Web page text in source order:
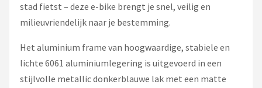
stad fietst – deze e-bike brengt je snel, veilig en
milieuvriendelijk naar je bestemming.
Het aluminium frame van hoogwaardige, stabiele en
lichte 6061 aluminiumlegering is uitgevoerd in een
stijlvolle metallic donkerblauwe lak met een matte